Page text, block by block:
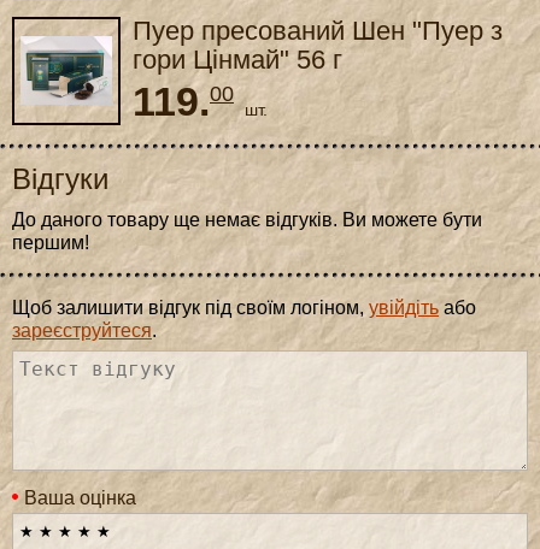
Пуер пресований Шен "Пуер з
гори Цінмай" 56 г
119.00
шт.
Відгуки
До даного товару ще немає відгуків. Ви можете бути
першим!
Щоб залишити відгук під своїм логіном, увійдіть або
зареєструйтеся.
Ваша оцінка